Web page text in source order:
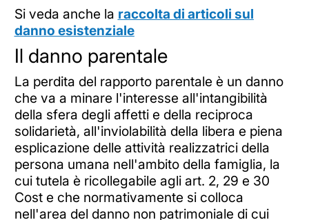
Si veda anche la raccolta di articoli sul
danno esistenziale
Il danno parentale
La perdita del rapporto parentale è un danno
che va a minare l'interesse all'intangibilità
della sfera degli affetti e della reciproca
solidarietà, all'inviolabilità della libera e piena
esplicazione delle attività realizzatrici della
persona umana nell'ambito della famiglia, la
cui tutela è ricollegabile agli art. 2, 29 e 30
Cost e che normativamente si colloca
nell'area del danno non patrimoniale di cui